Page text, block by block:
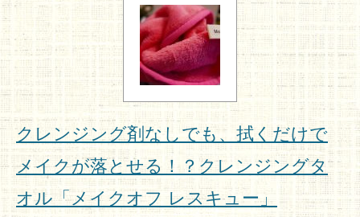
クレンジング剤なしでも、拭くだけで
メイクが落とせる！？クレンジングタ
オル「メイクオフ レスキュー」